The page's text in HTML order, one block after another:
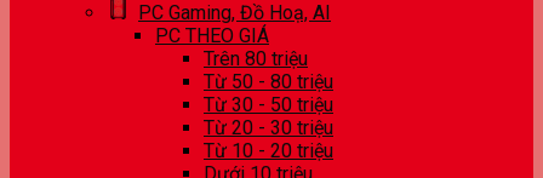
PC Gaming, Đồ Hoạ, AI
PC THEO GIÁ
Trên 80 triệu
Từ 50 - 80 triệu
Từ 30 - 50 triệu
Từ 20 - 30 triệu
Từ 10 - 20 triệu